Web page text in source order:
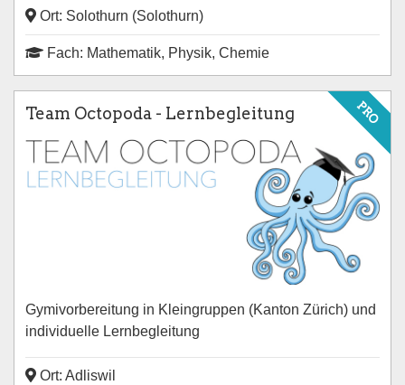
Ort: Solothurn (Solothurn)
Fach: Mathematik, Physik, Chemie
PRO
Team Octopoda - Lernbegleitung
Gymivorbereitung in Kleingruppen (Kanton Zürich) und
individuelle Lernbegleitung
Ort: Adliswil